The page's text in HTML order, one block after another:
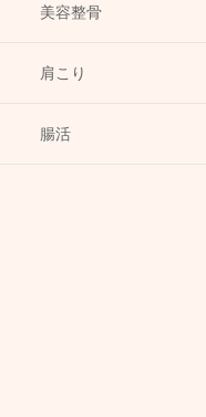
美容整骨
肩こり
腸活